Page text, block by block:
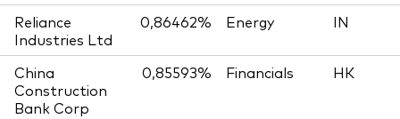
Reliance
Industries Ltd
0,86462% Energy IN
China
Construction
Bank Corp
0,85593% Financials HK